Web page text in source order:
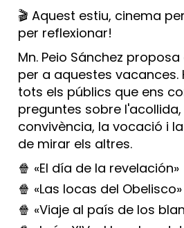
🎬 Aquest estiu, cinema
per reflexionar!
Mn. Peio Sánchez proposa
per a aquestes vacances.
tots els públics que ens
preguntes sobre
convivència, la vocació i
de mirar els altres.
🍿 «El día de la revelación»
🍿 «Las locas del Obelisco»
🍿 «Viaje al país de los